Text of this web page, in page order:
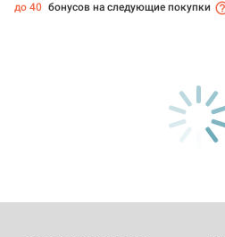
до 40 бонусов на следующие покупки